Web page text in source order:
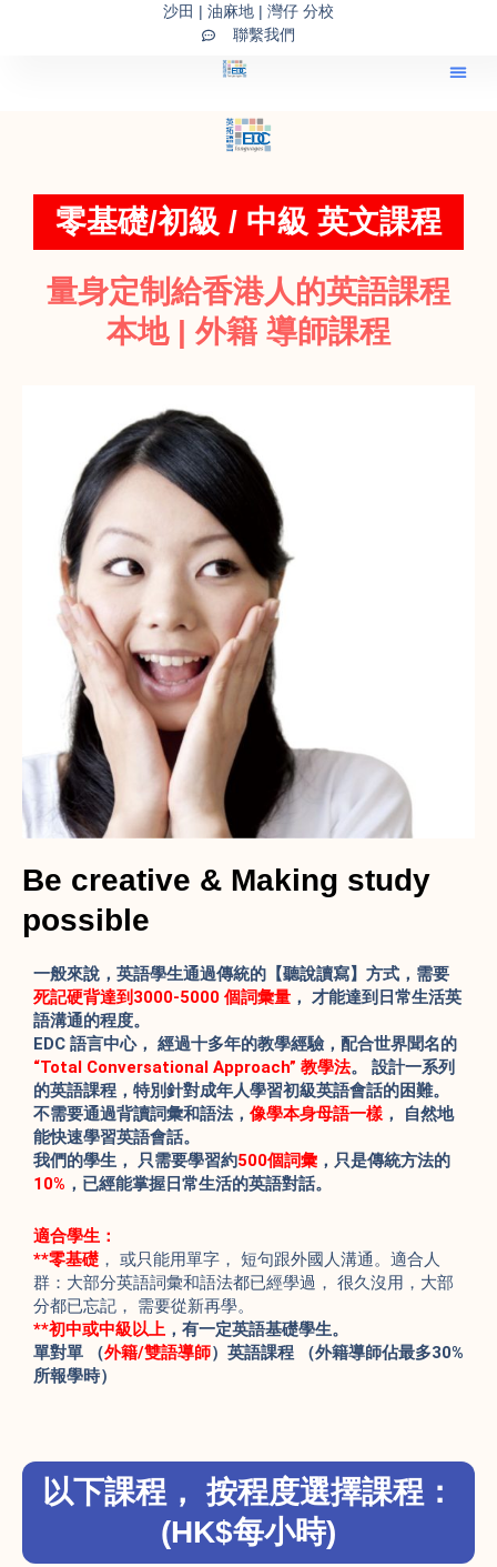
沙田 | 油麻地 | 灣仔 分校
聯繫我們
零基礎/初級 / 中級 英文課程
量身定制給香港人的英語課程
本地 | 外籍 導師課程
Be creative & Making study
possible
一般來說，英語學生通過傳統的【聽說讀寫】方式，需要
死記硬背達到3000-5000 個詞彙量 ， 才能達到日常生活英
語溝通的程度。
EDC 語言中心， 經過十多年的教學經驗，配合世界聞名的
“Total Conversational Approach” 教學法。 設計一系列
的英語課程，特別針對成年人學習初級英語會話的困難。
不需要通過背讀詞彙和語法， 像學本身母語一樣， 自然地
能快速學習英語會話。
我們的學生， 只需要學習約500個詞彙 ，只是傳統方法的
10% ，已經能掌握日常生活的英語對話。
適合學生：
**零基礎 ， 或只能用單字， 短句跟外國人溝通。適合人
群：大部分英語詞彙和語法都已經學過， 很久沒用，大部
分都已忘記， 需要從新再學。
**初中或中級以上 ， 有一定英語基礎學生。
單對單 （外籍/雙語導師）英語課程 （外籍導師佔最多30%
所報學時）
以下課程， 按程度選擇課程：
(HK$每小時)